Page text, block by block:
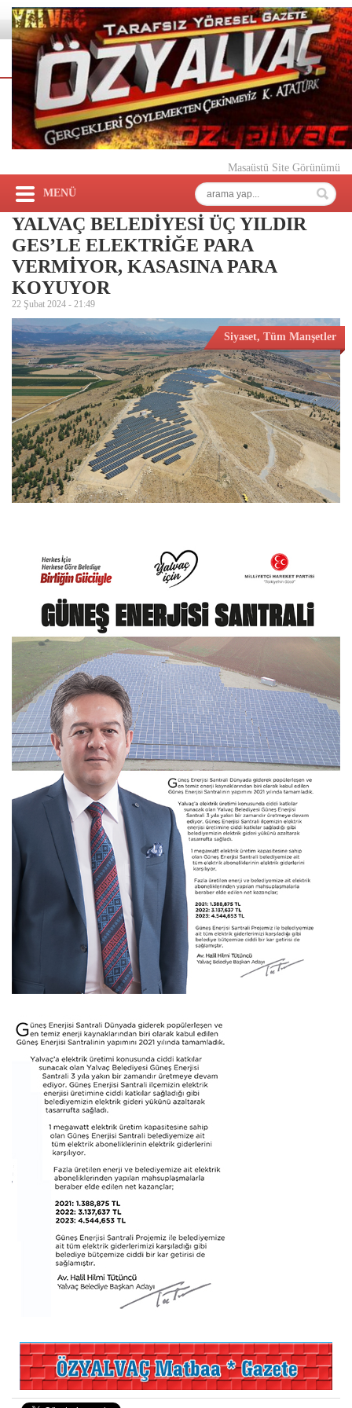
Masaüstü Site Görünümü
MENÜ
YALVAÇ BELEDİYESİ ÜÇ YILDIR
GES’LE ELEKTRİĞE PARA
VERMİYOR, KASASINA PARA
KOYUYOR
22 Şubat 2024 - 21:49
Siyaset, Tüm Manşetler